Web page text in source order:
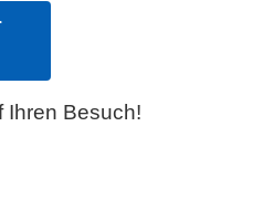
Ihren Besuch!